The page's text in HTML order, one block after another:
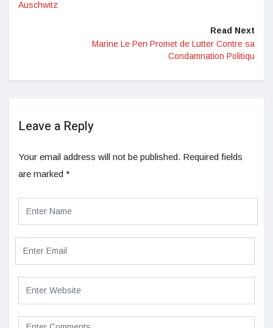
Auschwitz
Read Next
Marine Le Pen Promet de Lutter Contre sa
Condamnation Politiqu
Leave a Reply
Your email address will not be published. Required fields
are marked *